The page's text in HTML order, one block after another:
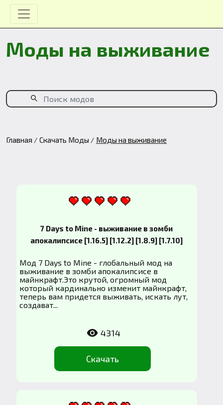
Моды на выживание
Главная Скачать Моды Моды на выживание
7 Days to Mine - выживание в зомби
апокалипсисе [1.16.5] [1.12.2] [1.8.9] [1.7.10]
Мод 7 Days to Mine - глобальный мод на
выживание в зомби апокалипсисе в
майнкрафт.Это крутой, огромный мод
который кардинально изменит майнкрафт,
теперь вам придется выживать, искать лут,
создават...
Скачать
4314